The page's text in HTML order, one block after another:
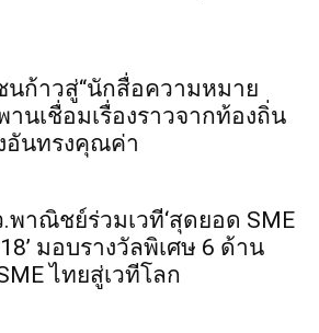
นก้าวสู่“นักสื่อความหมาย
านเชื่อมเรื่องราวจากท้องถิ่น
อันทรงคุณค่า
พาณิชย์ร่วมเวที‘สุดยอด SME
มอบรางวัลพิเศษ 6 ด้าน
ไทยสู่เวทีโลก